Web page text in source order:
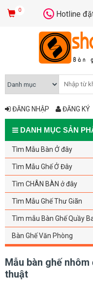
0 Hotline
ĐĂNG NHẬP ĐĂNG KÝ
DANH MỤC SẢN
Tìm Mẫu Bàn Ở đây
Tìm Mẫu Ghế Ở Đây
Tìm CHÂN BÀN ở đây
Tìm Mẫu Ghế Thư Giãn
Tìm mẫu Bàn Ghế Quầy
Bàn Ghế Văn Phòng
Mẫu bàn ghế
thuật